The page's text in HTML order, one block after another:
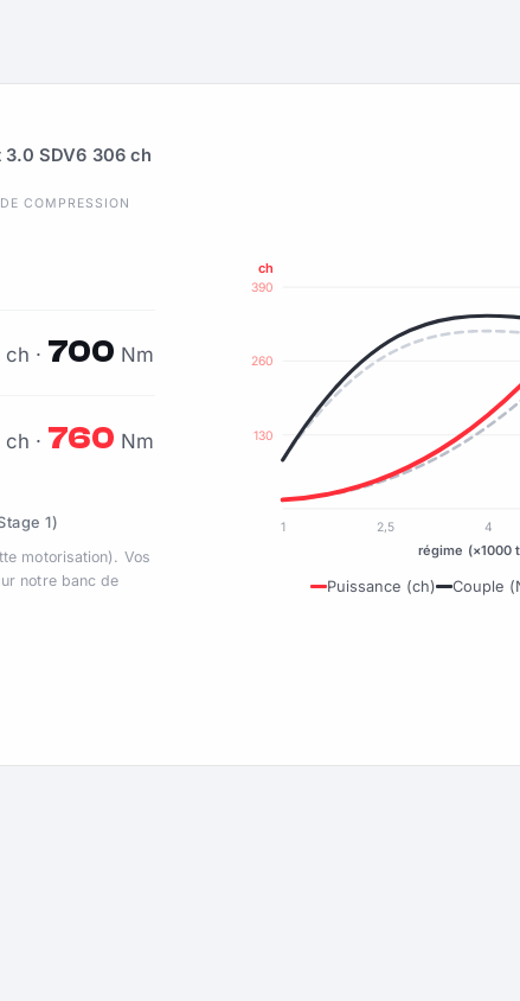
3.0 SDV6 306 ch
COMPRESSION
ch · 700 Nm
ch · 760 Nm
1)
motorisation). Vos
notre banc de
130
260
390
ch
1 2,5 4
régime (×1000
Puissance (ch) Couple